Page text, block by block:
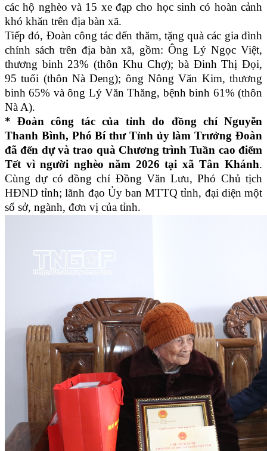
các hộ nghèo và 15 xe đạp cho học sinh có hoàn cảnh
khó khăn trên địa bàn xã.
Tiếp đó, Đoàn công tác đến thăm, tặng quà các gia đình
chính sách trên địa bàn xã, gồm: Ông Lý Ngọc Việt,
thương binh 23% (thôn Khu Chợ); bà Đinh Thị Đọi,
95 tuổi (thôn Nà Deng); ông Nông Văn Kim, thương
binh 65% và ông Lý Văn Thăng, bệnh binh 61% (thôn
Nà A).
* Đoàn công tác của tỉnh do đồng chí Nguyễn
Thanh Bình, Phó Bí thư Tỉnh ủy làm Trưởng Đoàn
đã đến dự và trao quà Chương trình Tuần cao điểm
Tết vì người nghèo năm 2026 tại xã Tân Khánh.
Cùng dự có đồng chí Đồng Văn Lưu, Phó Chủ tịch
HĐND tỉnh; lãnh đạo Ủy ban MTTQ tỉnh, đại diện một
số sở, ngành, đơn vị của tỉnh.